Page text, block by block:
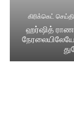
கிரிக்கெட்
ஹர்ஷித்